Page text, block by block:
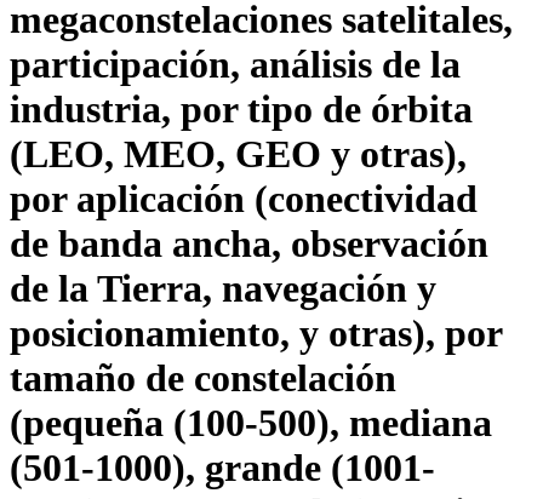
megaconstelaciones satelitales,
participación, análisis de la
industria, por tipo de órbita
(LEO, MEO, GEO y otras),
por aplicación (conectividad
de banda ancha, observación
de la Tierra, navegación y
posicionamiento, y otras), por
tamaño de constelación
(pequeña (100-500), mediana
(501-1000), grande (1001-